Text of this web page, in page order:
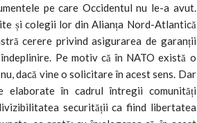
pe care Occidentul nu le-a avut.
și colegii lor din Alianța Nord-Atlantică
cerere privind asigurarea de garanții
Pe motiv că în NATO există o
dacă vine o solicitare în acest sens. Dar
elaborate în cadrul întregii comunități
securității ca fiind libertatea